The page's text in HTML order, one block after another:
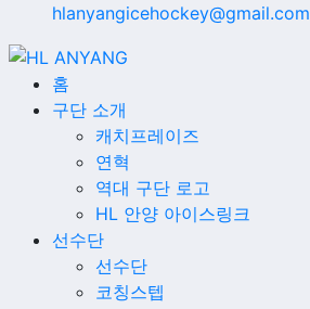
hlanyangicehockey@gmail.com
홈
구단 소개
캐치프레이즈
연혁
역대 구단 로고
HL 안양 아이스링크
선수단
선수단
코칭스텝